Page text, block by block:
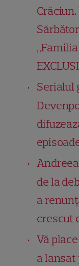
Serialul
de la
a
crescut
Vă
a lansat